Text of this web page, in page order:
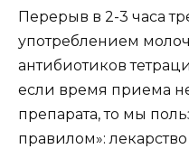
Перерыв в 2-3 часа
употреблением
антибиотиков
если время приема
препарата, то мы
правилом»: